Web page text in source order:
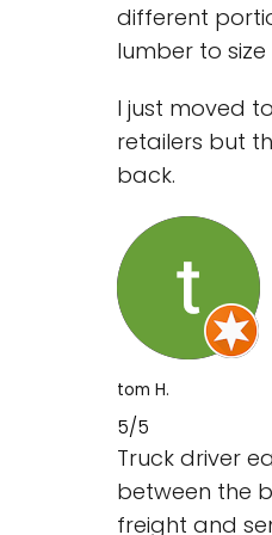
different
lumber to
I just moved
retailers but
back.
tom H.
5/5
Truck driver
between the
freight and